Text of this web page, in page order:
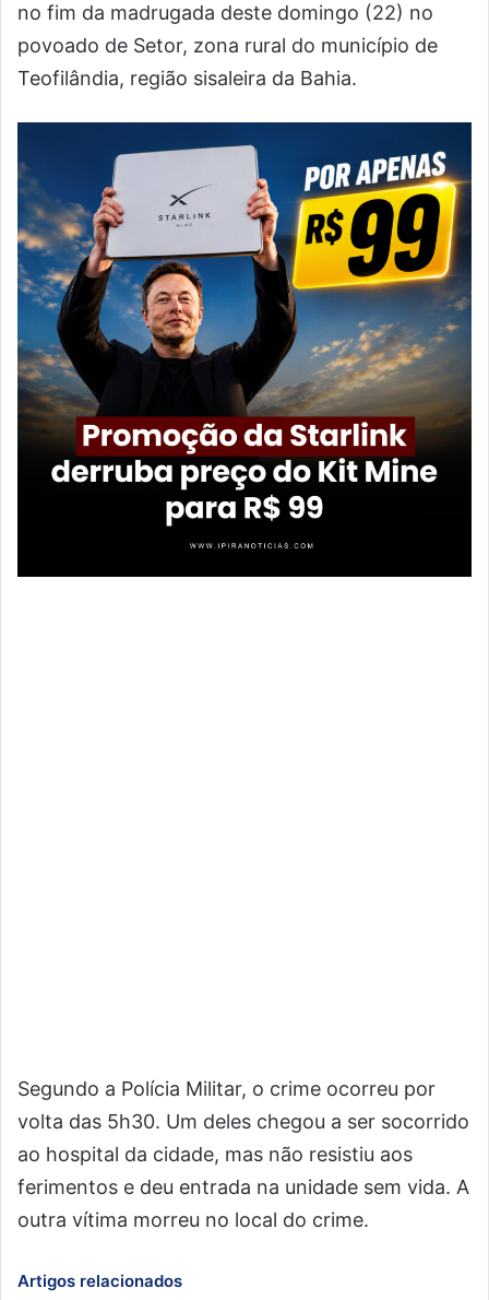
no fim da madrugada deste domingo (22) no
povoado de Setor, zona rural do município de
Teofilândia, região sisaleira da Bahia.
Segundo a Polícia Militar, o crime ocorreu por
volta das 5h30. Um deles chegou a ser socorrido
ao hospital da cidade, mas não resistiu aos
ferimentos e deu entrada na unidade sem vida. A
outra vítima morreu no local do crime.
Artigos relacionados